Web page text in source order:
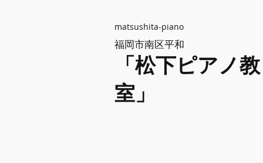
matsushita-piano
福岡市南区平和
「松下ピアノ教
室」